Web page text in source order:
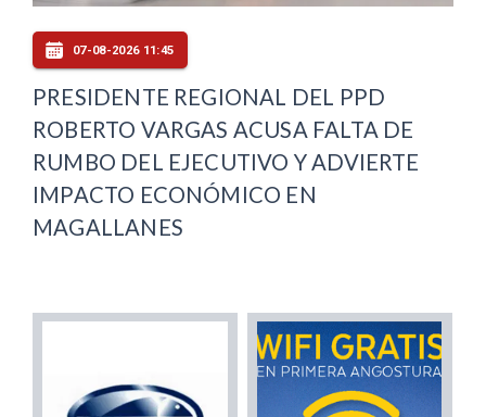
07-08-2026 11:45
PRESIDENTE REGIONAL DEL PPD
ROBERTO VARGAS ACUSA FALTA DE
RUMBO DEL EJECUTIVO Y ADVIERTE
IMPACTO ECONÓMICO EN
MAGALLANES